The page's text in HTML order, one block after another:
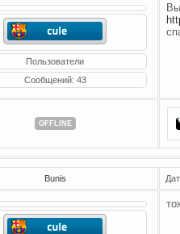
Пользователи
Сообщений: 43
OFFLINE
Bunis